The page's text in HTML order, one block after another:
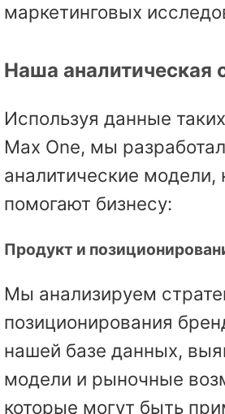
маркетинговых
Наша аналитическая
Используя данные
Max One, мы
аналитические модели,
помогают бизнесу:
Продукт и
Мы анализируем
позиционирования
нашей базе данных,
модели и рыночные
которые могут быть